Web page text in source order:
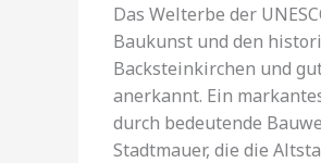
Das Welterbe der
Baukunst und den
Backsteinkirchen und
anerkannt. Ein
durch bedeutende
Stadtmauer, die die